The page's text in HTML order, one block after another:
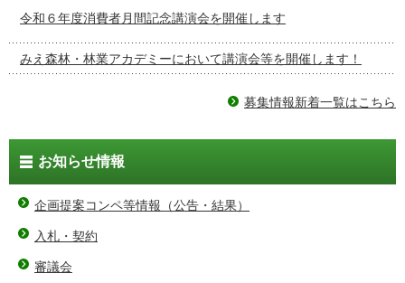
令和６年度消費者月間記念講演会を開催します
みえ森林・林業アカデミーにおいて講演会等を開催します！
募集情報新着一覧はこちら
お知らせ情報
企画提案コンペ等情報（公告・結果）
入札・契約
審議会